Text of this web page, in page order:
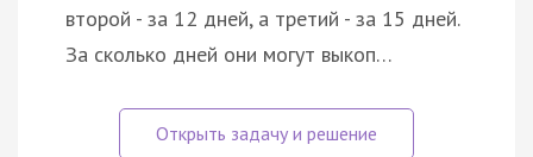
второй - за 12 дней, а третий - за 15 дней.
За сколько дней они могут выкоп…